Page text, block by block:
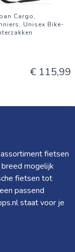
Cargo,
Unisex Bike-
€ 115,99
fietsen
mogelijk
fietsen tot
passend
staat voor je